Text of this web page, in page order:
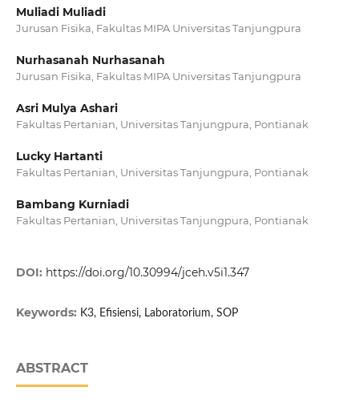
Muliadi Muliadi
Jurusan Fisika, Fakultas MIPA Universitas Tanjungpura
Nurhasanah Nurhasanah
Jurusan Fisika, Fakultas MIPA Universitas Tanjungpura
Asri Mulya Ashari
Fakultas Pertanian, Universitas Tanjungpura, Pontianak
Lucky Hartanti
Fakultas Pertanian, Universitas Tanjungpura, Pontianak
Bambang Kurniadi
Fakultas Pertanian, Universitas Tanjungpura, Pontianak
DOI: https://doi.org/10.30994/jceh.v5i1.347
Keywords: K3, Efisiensi, Laboratorium, SOP
ABSTRACT